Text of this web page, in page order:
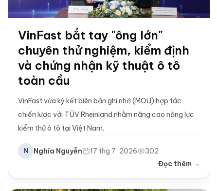
VinFast bắt tay "ông lớn"
chuyên thử nghiệm, kiểm định
và chứng nhận kỹ thuật ô tô
toàn cầu
VinFast vừa ký kết biên bản ghi nhớ (MOU) hợp tác
chiến lược với TÜV Rheinland nhằm nâng cao năng lực
kiểm thử ô tô tại Việt Nam.
N Nghĩa Nguyễn 17 thg 7, 2026
302
Đọc thêm →